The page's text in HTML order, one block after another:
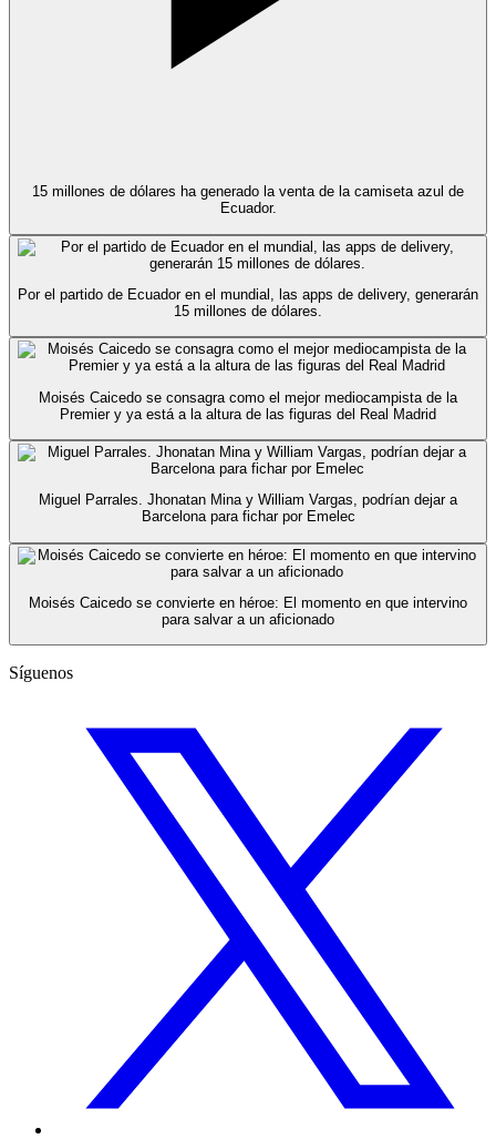
15 millones de dólares ha generado la venta de la camiseta azul de
Ecuador.
Por el partido de Ecuador en el mundial, las apps de delivery, generarán
15 millones de dólares.
Moisés Caicedo se consagra como el mejor mediocampista de la
Premier y ya está a la altura de las figuras del Real Madrid
Miguel Parrales. Jhonatan Mina y William Vargas, podrían dejar a
Barcelona para fichar por Emelec
Moisés Caicedo se convierte en héroe: El momento en que intervino
para salvar a un aficionado
Síguenos